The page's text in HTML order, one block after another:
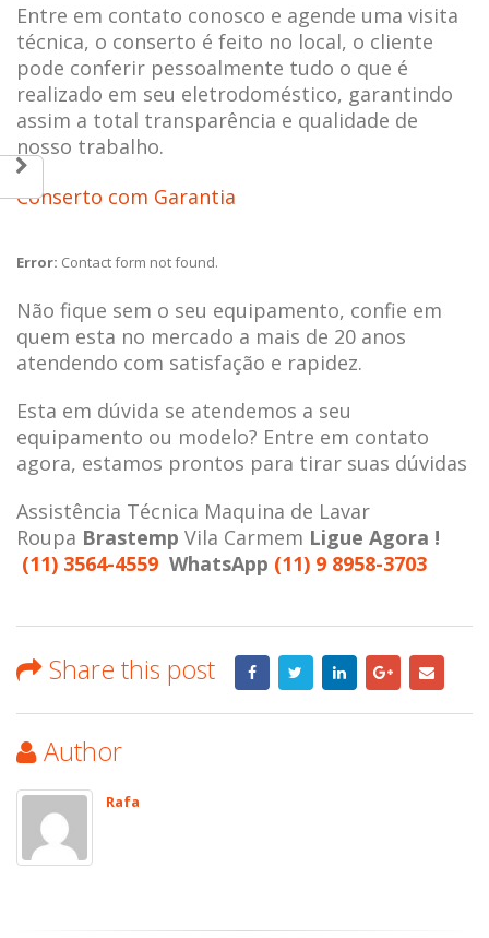
Entre em contato conosco e agende uma visita
técnica, o conserto é feito no local, o cliente
pode conferir pessoalmente tudo o que é
realizado em seu eletrodoméstico, garantindo
assim a total transparência e qualidade de
nosso trabalho.
Conserto com Garantia
Error: Contact form not found.
Não fique sem o seu equipamento, confie em
quem esta no mercado a mais de 20 anos
atendendo com satisfação e rapidez.
Esta em dúvida se atendemos a seu
equipamento ou modelo? Entre em contato
agora, estamos prontos para tirar suas dúvidas
Assistência Técnica Maquina de Lavar
Roupa Brastemp Vila Carmem Ligue Agora !
(11) 3564-4559 WhatsApp (11) 9 8958-3703
Share this post
Author
Rafa